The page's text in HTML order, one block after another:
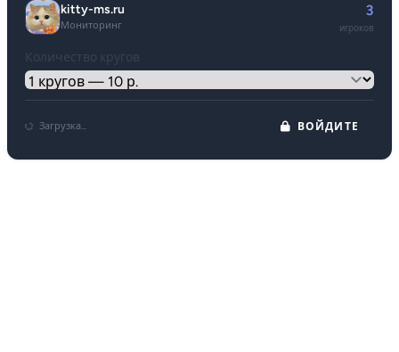
kitty-ms.ru
Мониторинг
3
игроков
Количество кругов
Загрузка... ВОЙДИТЕ